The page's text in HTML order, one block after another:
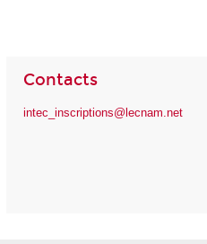
Contacts
intec_inscriptions@lecnam.net